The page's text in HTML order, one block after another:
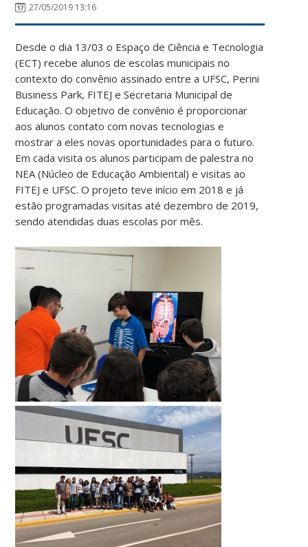
27/05/2019 13:16
Desde o dia 13/03 o Espaço de Ciência e Tecnologia
(ECT) recebe alunos de escolas municipais no
contexto do convênio assinado entre a UFSC, Perini
Business Park, FITEJ e Secretaria Municipal de
Educação. O objetivo de convênio é proporcionar
aos alunos contato com novas tecnologias e
mostrar a eles novas oportunidades para o futuro.
Em cada visita os alunos participam de palestra no
NEA (Núcleo de Educação Ambiental) e visitas ao
FITEJ e UFSC. O projeto teve início em 2018 e já
estão programadas visitas até dezembro de 2019,
sendo atendidas duas escolas por mês.